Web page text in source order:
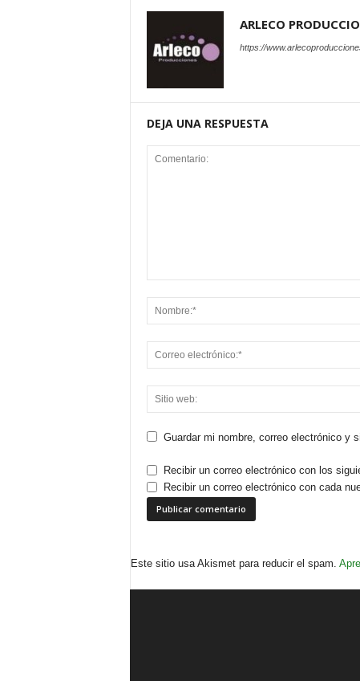
ARLECO
https://
DEJA UNA RESPUESTA
Guardar mi nombre, correo electrónico y
Recibir un correo electrónico con los
Recibir un correo electrónico con cada
Este sitio usa Akismet para reducir el spam.